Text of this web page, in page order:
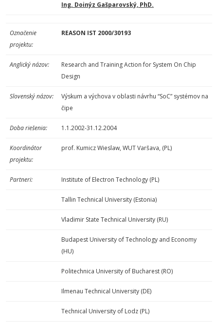
Ing. Doinýz Gašparovský, PhD.
Označenie
projektu:
REASON IST 2000/30193
Anglický názov:
Research and Training Action for System On Chip
Design
Slovenský názov:
Výskum a výchova v oblasti návrhu “SoC” systémov na
čipe
Doba riešenia: 1.1.2002-31.12.2004
Koordinátor
projektu:
prof. Kumicz Wieslaw, WUT Varšava, (PL)
Partneri: Institute of Electron Technology (PL)
Tallin Technical University (Estonia)
Vladimir State Technical University (RU)
Budapest University of Technology and Economy
(HU)
Politechnica University of Bucharest (RO)
Ilmenau Technical University (DE)
Technical University of Lodz (PL)